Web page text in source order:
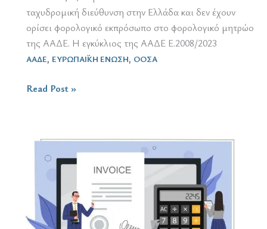
ταχυδρομική διεύθυνση στην Ελλάδα και δεν έχουν
ορίσει φορολογικό εκπρόσωπο στο φορολογικό μητρώο
της ΑΑΔΕ. Η εγκύκλιος της ΑΑΔΕ Ε.2008/2023
ΑΑΔΕ, ΕΥΡΩΠΑΪΚΗ ΕΝΩΣΗ, ΟΟΣΑ
28.2.2023
ειδησεογραφία
Read Post »